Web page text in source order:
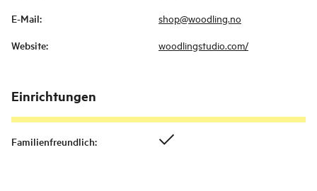
E-Mail: shop@woodling.no
Website: woodlingstudio.com/
Einrichtungen
Familienfreundlich: